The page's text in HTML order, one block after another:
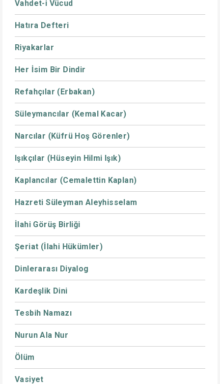
Vahdet-i Vücud
Hatıra Defteri
Riyakarlar
Her İsim Bir Dindir
Refahçılar (Erbakan)
Süleymancılar (Kemal Kacar)
Narcılar (Küfrü Hoş Görenler)
Işıkçılar (Hüseyin Hilmi Işık)
Kaplancılar (Cemalettin Kaplan)
Hazreti Süleyman Aleyhisselam
İlahi Görüş Birliği
Şeriat (İlahi Hükümler)
Dinlerarası Diyalog
Kardeşlik Dini
Tesbih Namazı
Nurun Ala Nur
Ölüm
Vasiyet